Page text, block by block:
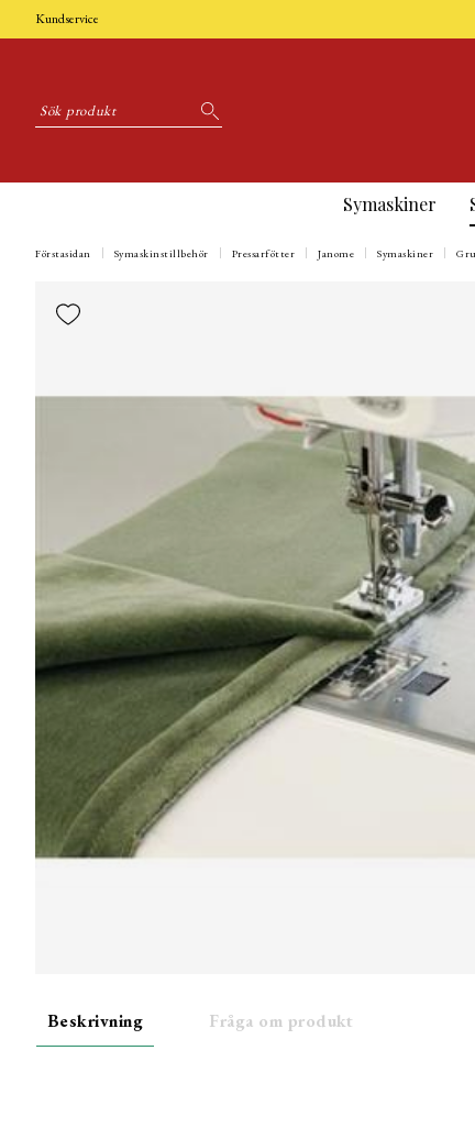
Kundservice
Symaskiner
Förstasidan Symaskinstillbehör Pressarfötter Janome Symaskiner
Beskrivning Fråga om produkt